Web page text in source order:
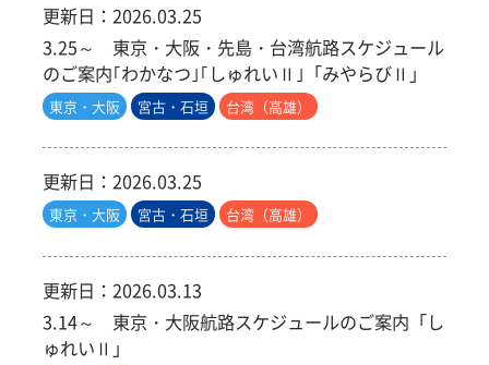
更新日： 2026.03.25
3.25～ 東京・大阪・先島・台湾航路スケジュール
のご案内｢わかなつ｣｢しゅれいⅡ｣「みやらびⅡ」
東京・大阪 宮古・石垣 台湾（高雄）
更新日： 2026.03.25
東京・大阪 宮古・石垣 台湾（高雄）
更新日： 2026.03.13
3.14～ 東京・大阪航路スケジュールのご案内「し
ゅれいⅡ」